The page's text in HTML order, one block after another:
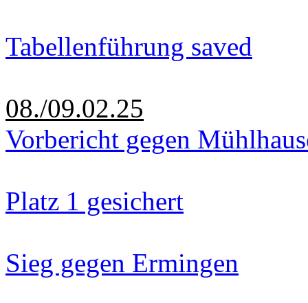
Tabellenführung saved
08./09.02.25
Vorbericht gegen
Platz 1 gesichert
Sieg gegen Ermingen